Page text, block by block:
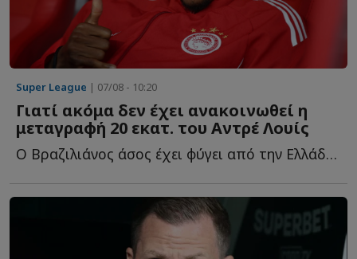
Super League | 07/08 - 10:20
Γιατί ακόμα δεν έχει ανακοινωθεί η
μεταγραφή 20 εκατ. του Αντρέ Λουίς
Ο Βραζιλιάνος άσος έχει φύγει από την Ελλάδα και τον Ο...